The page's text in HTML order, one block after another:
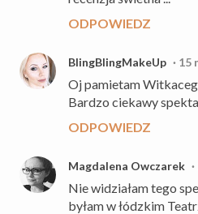
ODPOWIEDZ
BlingBlingMakeUp 15
Oj pamietam
Bardzo ciekawy
ODPOWIEDZ
Magdalena Owczarek
Nie widziałam tego
byłam w łódzkim